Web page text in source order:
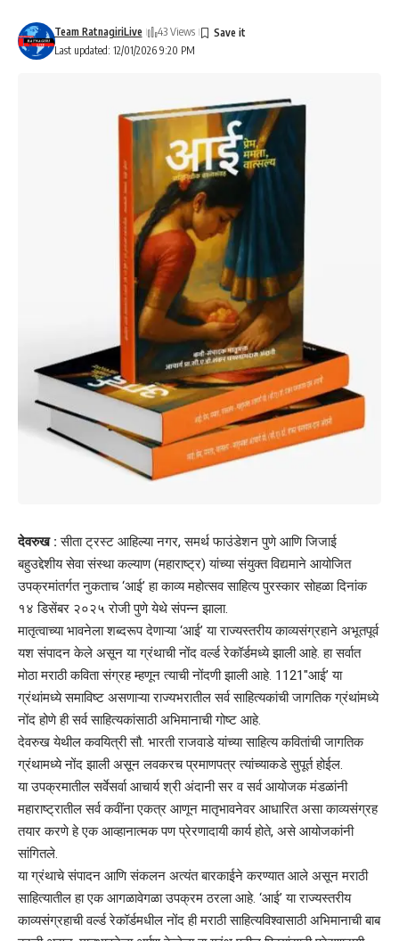
Last updated: 12/01/2026 9:20 PM
Team RatnagiriLive 43 Views
देवरुख : सीता ट्रस्ट आहिल्या नगर, समर्थ फाउंडेशन पुणे आणि जिजाई
बहुउद्देशीय सेवा संस्था कल्याण (महाराष्ट्र) यांच्या संयुक्त विद्यमाने आयोजित
उपक्रमांतर्गत नुकताच ‘आई’ हा काव्य महोत्सव साहित्य पुरस्कार सोहळा दिनांक
१४ डिसेंबर २०२५ रोजी पुणे येथे संपन्न झाला.
मातृत्वाच्या भावनेला शब्दरूप देणाऱ्या ‘आई’ या राज्यस्तरीय काव्यसंग्रहाने अभूतपूर्व
यश संपादन केले असून या ग्रंथाची नोंद वर्ल्ड रेकॉर्डमध्ये झाली आहे. हा सर्वात
मोठा मराठी कविता संग्रह म्हणून त्याची नोंदणी झाली आहे. 1121″आई’ या
ग्रंथांमध्ये समाविष्ट असणाऱ्या राज्यभरातील सर्व साहित्यकांची जागतिक ग्रंथांमध्ये
नोंद होणे ही सर्व साहित्यकांसाठी अभिमानाची गोष्ट आहे.
देवरुख येथील कवयित्री सौ. भारती राजवाडे यांच्या साहित्य कवितांची जागतिक
ग्रंथामध्ये नोंद झाली असून लवकरच प्रमाणपत्र त्यांच्याकडे सुपूर्त होईल.
या उपक्रमातील सर्वेसर्वा आचार्य श्री अंदानी सर व सर्व आयोजक मंडळांनी
महाराष्ट्रातील सर्व कवींना एकत्र आणून मातृभावनेवर आधारित असा काव्यसंग्रह
तयार करणे हे एक आव्हानात्मक पण प्रेरणादायी कार्य होते, असे आयोजकांनी
सांगितले.
या ग्रंथाचे संपादन आणि संकलन अत्यंत बारकाईने करण्यात आले असून मराठी
साहित्यातील हा एक आगळावेगळा उपक्रम ठरला आहे. ‘आई’ या राज्यस्तरीय
काव्यसंग्रहाची वर्ल्ड रेकॉर्डमधील नोंद ही मराठी साहित्यविश्वासाठी अभिमानाची बाब